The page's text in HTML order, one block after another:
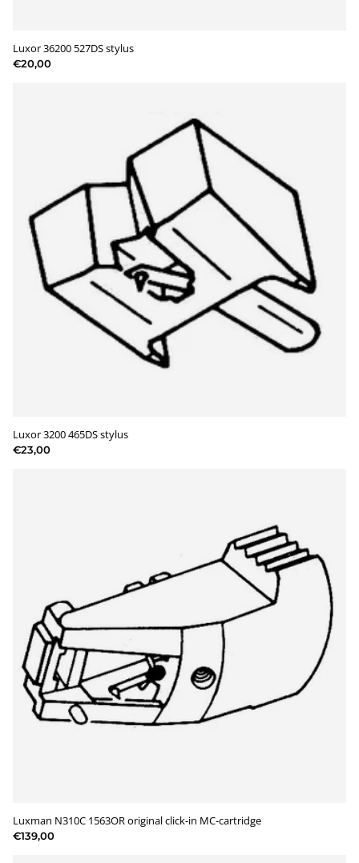
Luxor 36200 527DS stylus
€20,00
Luxor 3200 465DS stylus
€23,00
Luxman N310C 1563OR original click-in MC-cartridge
€139,00